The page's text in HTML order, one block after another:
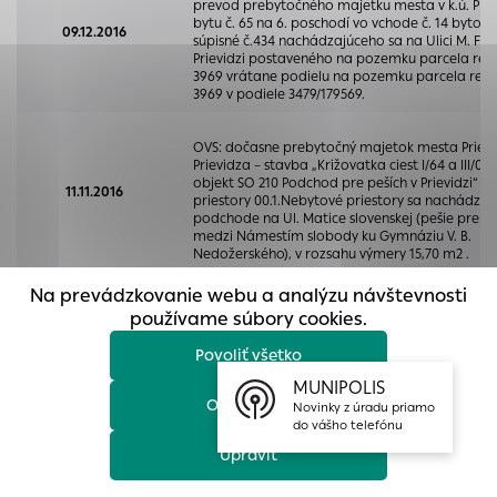
09.12.2016
prevod prebytočného majetku mesta v k.ú.
bytu č. 65 na 6. poschodí vo vchode č. 14
súpisné č.434 nachádzajúceho sa na Ulici M.
Prievidzi postaveného na pozemku parcela reg.
3969 vrátane podielu na pozemku parcela reg.
3969 v podiele 3479/179569.
11.11.2016
OVS: dočasne prebytočný majetok mesta
Prievidza – stavba „Križovatka ciest I/64 a III/
objekt SO 210 Podchod pre peších v Prievidzi“ –
priestory 00.1.Nebytové priestory sa
podchode na Ul. Matice slovenskej (pešie
medzi Námestím slobody ku Gymnáziu V. B.
Nedožerského), v rozsahu výmery 15,70 m2 .
OVS: Prebytočný majetok mesta, nehnuteľnosť
Prievidza, pozemok vedený na LV č. 1: -parcela
KN č. 8114/9, orná pôda s výmerou 4 596 m2, v
dráhy.
11.11.2016
OVS: Prebytočný majetok mesta –
Prievidza, stavba (na LV 1 vedená ako budova
zdravotníckeho a sociálneho zariadenia),
10732 nachádzajúca sa na Ciglianskej ceste v
pozemku parcela registra C KN č. 7841 a
parcela registra C KN č. 7841, zastavané plochy
Na prevádzkovanie webu a analýzu návštevnosti
používame súbory cookies.
Povoliť všetko
Odmietnuť
Upraviť
prístup k zabezpečeným oblastiam webovej stránky. Bez
týchto súborov cookie nemôže web správne fungovať.
Analytické cookies
pochopiť, ako návštevníci stránok stránku používajú, aby
mohol stránky optimalizovať a ponúknuť im lepšiu
skúsenosť. Všetky dáta sa zbierajú anonymne a nie je
možné ich spojiť s konkrétnou osobou.
Povoliť všetko
Uložiť nastavenia
Viac informácií
MUNIPOLIS
Novinky z úradu priamo
do vášho telefónu